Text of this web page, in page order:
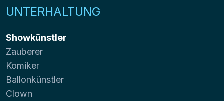
UNTERHALTUNG
Showkünstler
Zauberer
Komiker
Ballonkünstler
Clown